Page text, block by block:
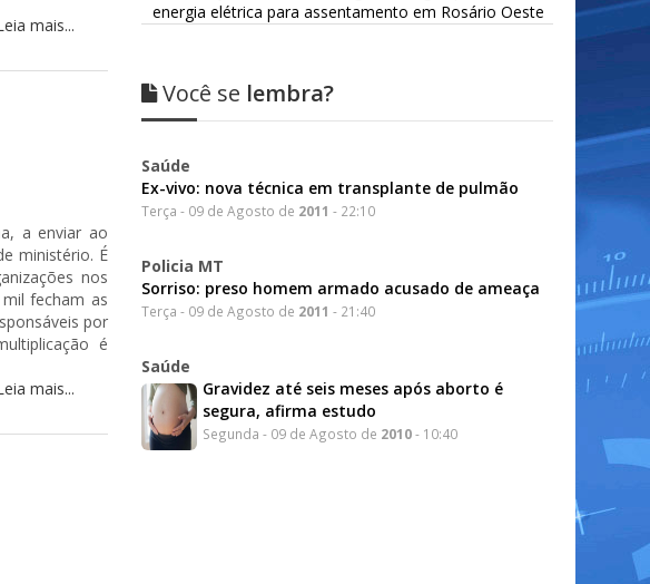
mais...
a enviar ao
ministério. É
nos
fecham as
por
é
mais...
energia elétrica para assentamento em Rosário Oeste
Você se lembra?
Saúde
Ex-vivo: nova técnica em transplante de pulmão
Terça - 09 de Agosto de 2011 - 22:10
Policia MT
Sorriso: preso homem armado acusado de ameaça
Terça - 09 de Agosto de 2011 - 21:40
Saúde
Gravidez até seis meses após aborto é
segura, afirma estudo
Segunda - 09 de Agosto de 2010- 10:40